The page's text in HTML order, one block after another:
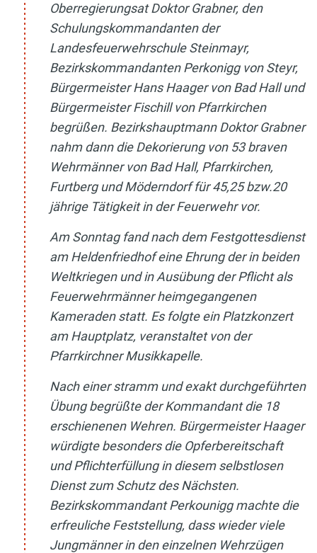
Oberregierungsat Doktor Grabner, den
Schulungskommandanten der
Landesfeuerwehrschule Steinmayr,
Bezirkskommandanten Perkonigg von Steyr,
Bürgermeister Hans Haager von Bad Hall und
Bürgermeister Fischill von Pfarrkirchen
begrüßen. Bezirkshauptmann Doktor Grabner
nahm dann die Dekorierung von 53 braven
Wehrmänner von Bad Hall, Pfarrkirchen,
Furtberg und Möderndorf für 45,25 bzw.20
jährige Tätigkeit in der Feuerwehr vor.
Am Sonntag fand nach dem Festgottesdienst
am Heldenfriedhof eine Ehrung der in beiden
Weltkriegen und in Ausübung der Pflicht als
Feuerwehrmänner heimgegangenen
Kameraden statt. Es folgte ein Platzkonzert
am Hauptplatz, veranstaltet von der
Pfarrkirchner Musikkapelle.
Nach einer stramm und exakt durchgeführten
Übung begrüßte der Kommandant die 18
erschienenen Wehren. Bürgermeister Haager
würdigte besonders die Opferbereitschaft
und Pflichterfüllung in diesem selbstlosen
Dienst zum Schutz des Nächsten.
Bezirkskommandant Perkounigg machte die
erfreuliche Feststellung, dass wieder viele
Jungmänner in den einzelnen Wehrzügen